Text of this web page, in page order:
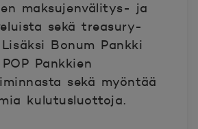
maksujenvälitys- ja
sekä treasury-
Bonum Pankki
Pankkien
sekä myöntää
kulutusluottoja.